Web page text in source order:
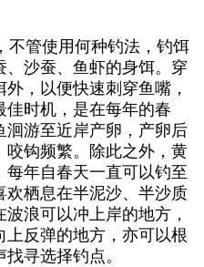
管使用何种钓法，钓饵
、沙蚕、鱼虾的身饵。穿
，以便快速刺穿鱼嘴，
时机，是在每年的春
洄游至近岸产卵，产卵后
咬钩频繁。除此之外，黄
年自春天一直可以钓至
欢栖息在半泥沙、半沙质
浪可以冲上岸的地方，
反弹的地方，亦可以根
寻选择钓点。